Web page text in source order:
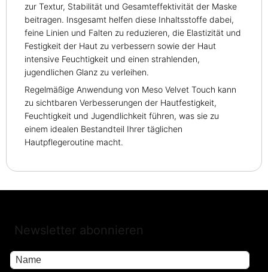
zur Textur, Stabilität und Gesamteffektivität der Maske
beitragen. Insgesamt helfen diese Inhaltsstoffe dabei,
feine Linien und Falten zu reduzieren, die Elastizität und
Festigkeit der Haut zu verbessern sowie der Haut
intensive Feuchtigkeit und einen strahlenden,
jugendlichen Glanz zu verleihen.
Regelmäßige Anwendung von Meso Velvet Touch kann
zu sichtbaren Verbesserungen der Hautfestigkeit,
Feuchtigkeit und Jugendlichkeit führen, was sie zu
einem idealen Bestandteil Ihrer täglichen
Hautpflegeroutine macht.
Newsletter abonnieren